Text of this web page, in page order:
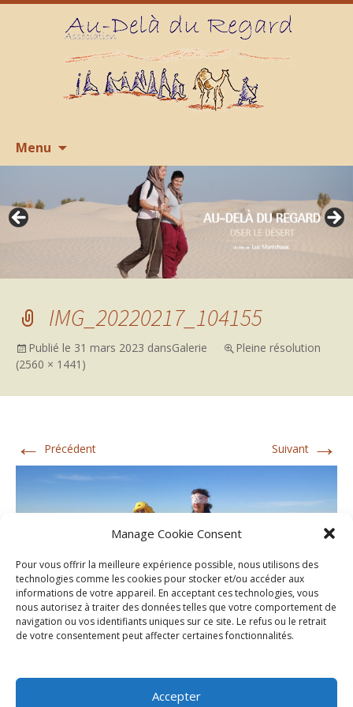
Manage Cookie Consent
Pour vous offrir la meilleure expérience possible, nous utilisons des
technologies comme les cookies pour stocker et/ou accéder aux
informations de votre appareil. En acceptant ces technologies, vous
nous autorisez à traiter des données telles que votre comportement de
navigation ou vos identifiants uniques sur ce site. Le refus ou le retrait
de votre consentement peut affecter certaines fonctionnalités.
Accepter
Menu
contenu
IMG_20220217_104155
Publié le 31 mars 2023 dansGalerie
Pleine résolution
(2560 × 1441)
← Précédent Suivant →